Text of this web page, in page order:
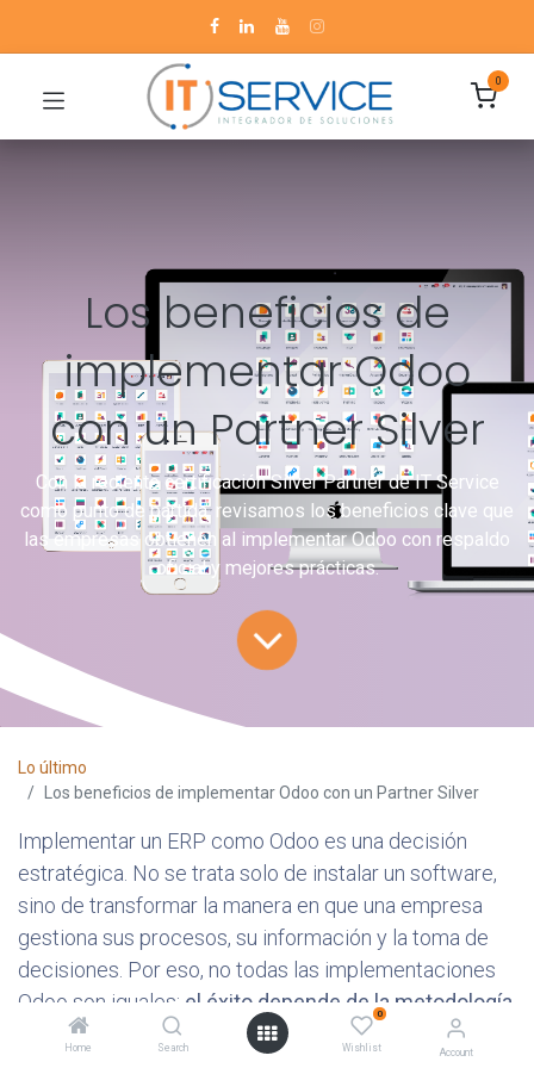
Home Search
0
Wishlist Account
0
Los beneficios de
implementar Odoo
con un Partner Silver
Con la reciente certificación Silver Partner de IT Service
como punto de partida, revisamos los beneficios clave que
las empresas obtienen al implementar Odoo con respaldo
oficial y mejores prácticas.
Lo último
Los beneficios de implementar Odoo con un Partner Silver
Implementar un ERP como Odoo es una decisión
estratégica. No se trata solo de instalar un software,
sino de transformar la manera en que una empresa
gestiona sus procesos, su información y la toma de
decisiones. Por eso, no todas las implementaciones
Odoo son iguales: el éxito depende de la metodología
del conocimiento profundo del negocio y del